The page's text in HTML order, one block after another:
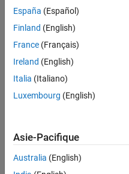
España (Español)
Finland (English)
France (Français)
Ireland (English)
Italia (Italiano)
Luxembourg (English)
Asie-Pacifique
Australia (English)